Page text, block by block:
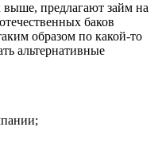
предлагают займ на
баков
образом по какой-то
альтернативные